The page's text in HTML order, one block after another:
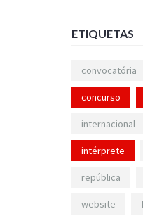
ETIQUETAS
convocatória
concurso
internacional
intérprete
república
website